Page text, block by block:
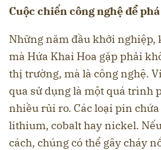
Cuộc chiến công nghệ để
Những năm đầu khởi nghiệp,
mà Hứa Khai Hoa gặp phải
thị trường, mà là công nghệ.
qua sử dụng là một quá trình
nhiều rủi ro. Các loại pin
lithium, cobalt hay nickel.
cách, chúng có thể gây cháy